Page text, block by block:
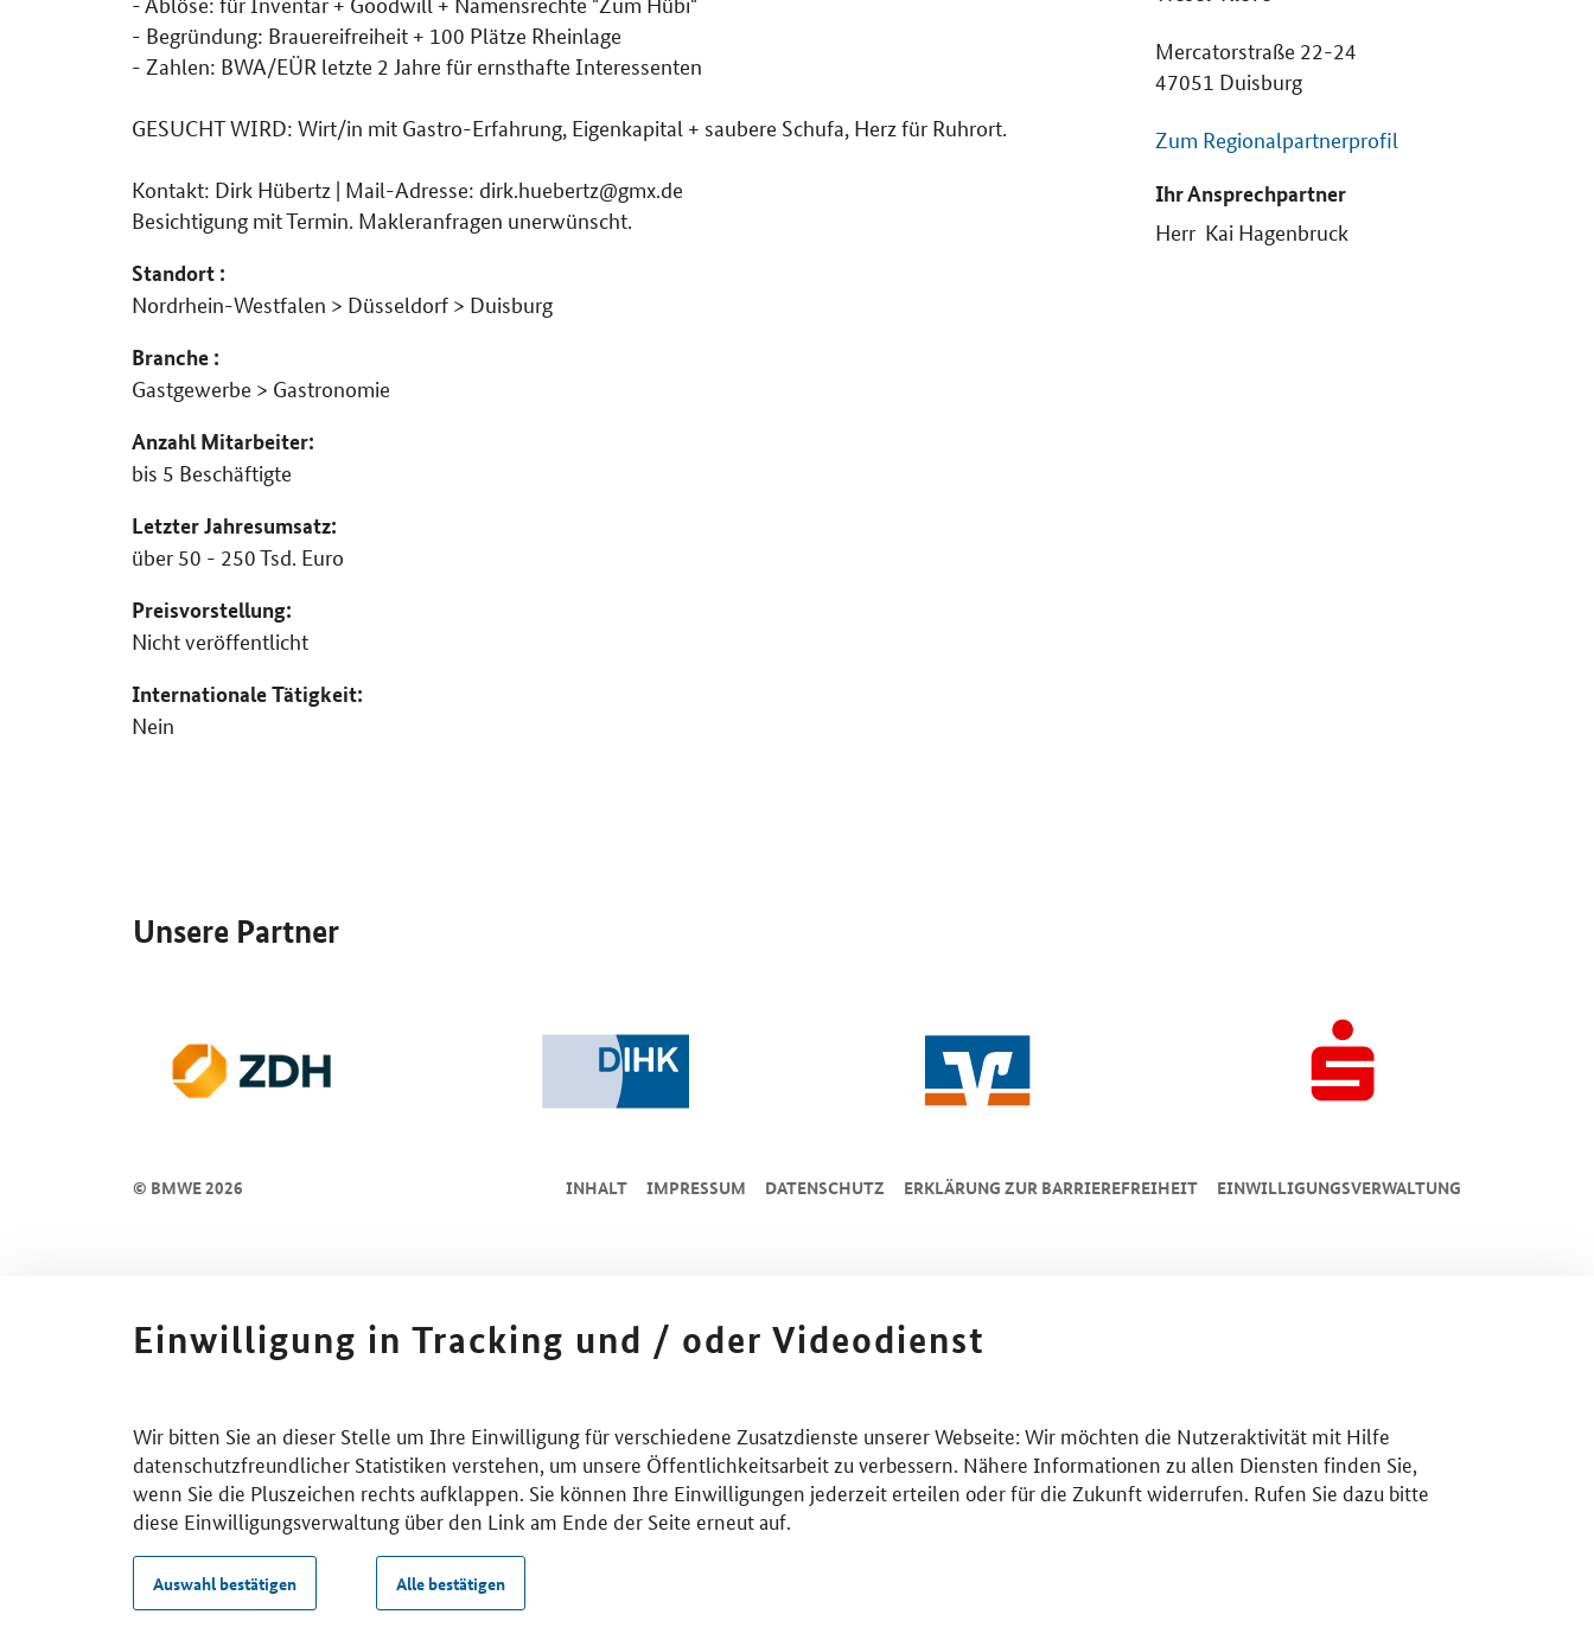
- Begründung: Brauereifreiheit + 100 Plätze Rheinlage
- Zahlen: BWA/EÜR letzte 2 Jahre für ernsthafte Interessenten
GESUCHT WIRD: Wirt/in mit Gastro-Erfahrung, Eigenkapital + saubere Schufa, Herz für Ruhrort.
Kontakt: Dirk Hübertz | Mail-Adresse: dirk.huebertz@gmx.de
Besichtigung mit Termin. Makleranfragen unerwünscht.
Standort :
Nordrhein-Westfalen > Düsseldorf > Duisburg
Branche :
Gastgewerbe > Gastronomie
Anzahl Mitarbeiter:
bis 5 Beschäftigte
Letzter Jahresumsatz:
über 50 - 250 Tsd. Euro
Preisvorstellung:
Nicht veröffentlicht
Internationale Tätigkeit:
Nein
Mercatorstraße 22-24
47051 Duisburg
Zum Regionalpartnerprofil
Ihr Ansprechpartner
Herr Kai Hagenbruck
Unsere Partner
© BMWE 2026 INHALT IMPRESSUM DA­TEN­SCHUTZ ERKLÄRUNG ZUR BARRIEREFREIHEIT EINWILLIGUNGSVERWALTUNG
Einwilligung in Tracking und / oder Videodienst
Wir bitten Sie an dieser Stelle um Ihre Einwilligung für verschiedene Zusatzdienste unserer Webseite: Wir möchten die Nutzeraktivität mit Hilfe
datenschutzfreundlicher Statistiken verstehen, um unsere Öffentlichkeitsarbeit zu verbessern. Nähere Informationen zu allen Diensten finden Sie,
wenn Sie die Pluszeichen rechts aufklappen. Sie können Ihre Einwilligungen jederzeit erteilen oder für die Zukunft widerrufen. Rufen Sie dazu bitte
diese Einwilligungsverwaltung über den Link am Ende der Seite erneut auf.
Auswahl bestätigen Alle bestätigen